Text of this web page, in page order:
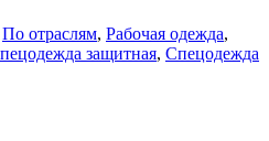
По отраслям, Рабочая одежда,
защитная, Спецодежда